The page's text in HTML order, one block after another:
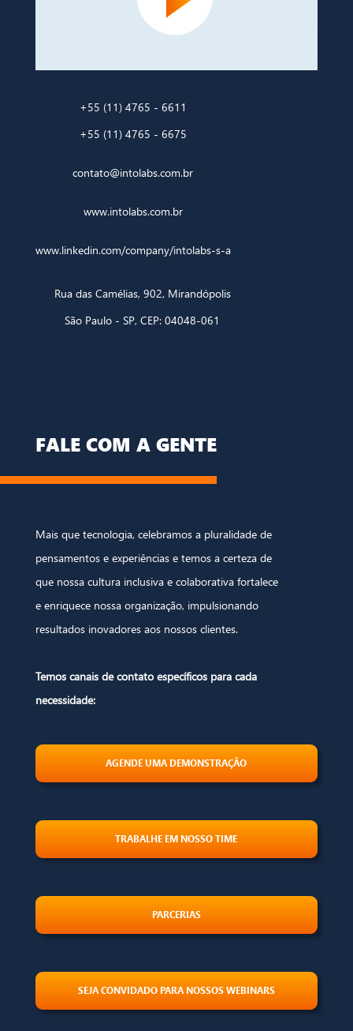
+55 (11) 4765 - 6611
+55 (11) 4765 - 6675
contato@intolabs.com.br
www.intolabs.com.br
www.linkedin.com/company/intolabs-s-a
Rua das Camélias, 902, Mirandópolis
São Paulo - SP, CEP: 04048-061
FALE COM A GENTE
Mais que tecnologia, celebramos a pluralidade de
pensamentos e experiências e temos a certeza de
que nossa cultura inclusiva e colaborativa fortalece
e enriquece nossa organização, impulsionando
resultados inovadores aos nossos clientes.
Temos canais de contato específicos para cada
necessidade:
AGENDE UMA DEMONSTRAÇÃO
TRABALHE EM NOSSO TIME
PARCERIAS
SEJA CONVIDADO PARA NOSSOS WEBINARS